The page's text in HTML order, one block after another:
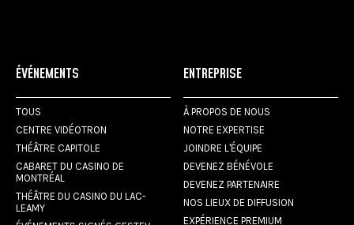
ÉVÉNEMENTS
TOUS
CENTRE VIDÉOTRON
THÉÂTRE CAPITOLE
CABARET DU CASINO DE
MONTRÉAL
THÉÂTRE DU CASINO DU LAC-
LEAMY
ENTREPRISE
À PROPOS DE NOUS
NOTRE EXPERTISE
JOINDRE L'ÉQUIPE
DEVENEZ BÉNÉVOLE
DEVENEZ PARTENAIRE
NOS LIEUX DE DIFFUSION
EXPÉRIENCE PREMIUM